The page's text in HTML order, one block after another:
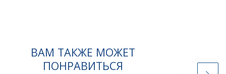
ВАМ ТАКЖЕ МОЖЕТ
ПОНРАВИТЬСЯ